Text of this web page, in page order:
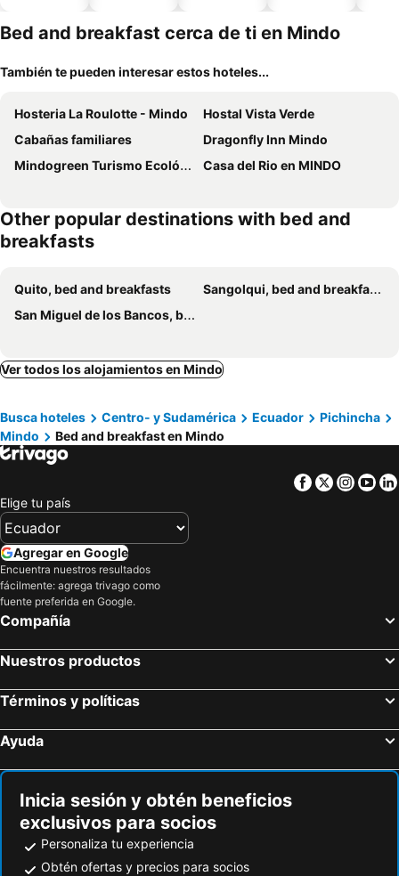
mascotas
Bed and breakfast cerca de ti en Mindo
También te pueden interesar estos hoteles...
Hosteria La Roulotte - Mindo
Hostal Vista Verde
Cabañas familiares
Dragonfly Inn Mindo
Mindogreen Turismo Ecológico
Casa del Rio en MINDO
Other popular destinations with bed and
breakfasts
Quito, bed and breakfasts
Sangolqui, bed and breakfasts
San Miguel de los Bancos, bed and breakfasts
Ver todos los alojamientos en Mindo
Busca hoteles Centro- y Sudamérica Ecuador
Pichincha
Mindo
Bed and breakfast en Mindo
Facebook
Twitter
Elige tu país
Agregar en Google
Encuentra nuestros resultados
fácilmente: agrega trivago como
fuente preferida en Google.
Compañía
Nuestros productos
Términos y políticas
Ayuda
Inicia sesión y obtén beneficios
exclusivos para socios
Personaliza tu experiencia
Obtén ofertas y precios para socios